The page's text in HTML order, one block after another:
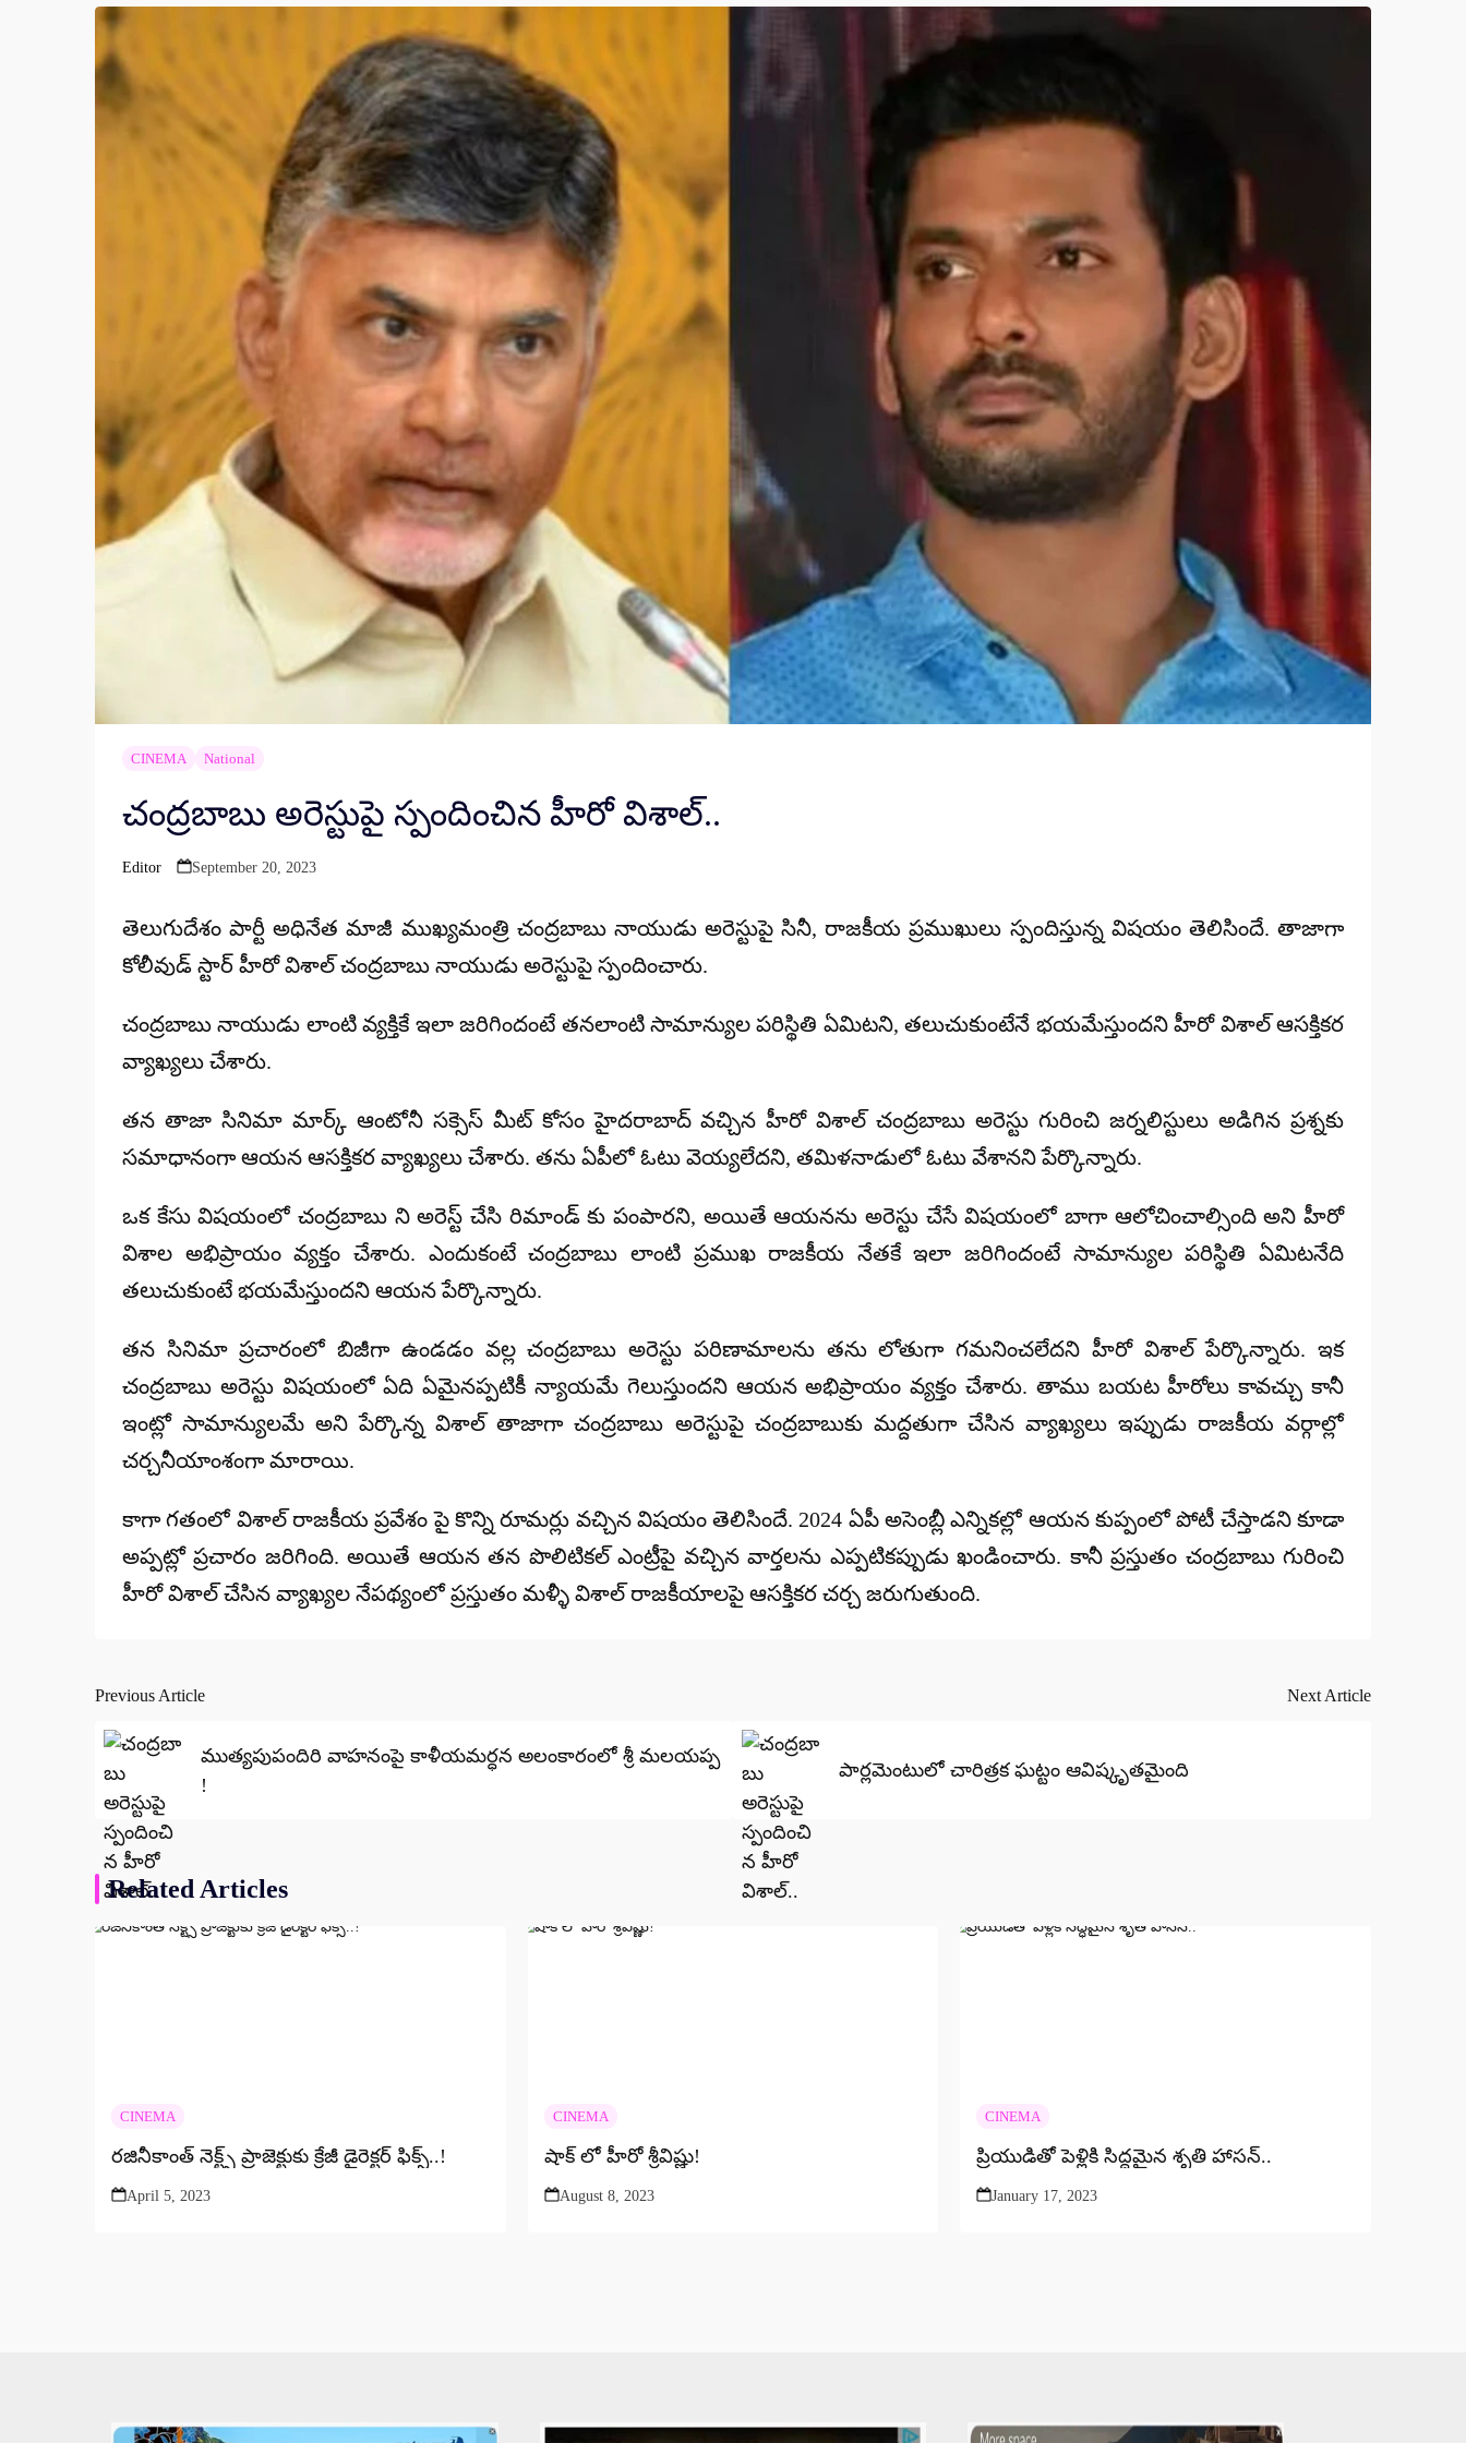
CINEMA National
చంద్రబాబు అరెస్టుపై స్పందించిన హీరో విశాల్..
Posted
Editor September 20, 2023
తెలుగుదేశం పార్టీ అధినేత మాజీ ముఖ్యమంత్రి చంద్రబాబు నాయుడు అరెస్టుపై సినీ, రాజకీయ ప్రముఖులు స్పందిస్తున్న విషయం తెలిసిందే. తాజాగా
కోలీవుడ్ స్టార్ హీరో విశాల్ చంద్రబాబు నాయుడు అరెస్టుపై స్పందించారు.
చంద్రబాబు నాయుడు లాంటి వ్యక్తికే ఇలా జరిగిందంటే తనలాంటి సామాన్యుల పరిస్థితి ఏమిటని, తలుచుకుంటేనే భయమేస్తుందని హీరో విశాల్ ఆసక్తికర
వ్యాఖ్యలు చేశారు.
తన తాజా సినిమా మార్క్ ఆంటోనీ సక్సెస్ మీట్ కోసం హైదరాబాద్ వచ్చిన హీరో విశాల్ చంద్రబాబు అరెస్టు గురించి జర్నలిస్టులు అడిగిన ప్రశ్నకు
సమాధానంగా ఆయన ఆసక్తికర వ్యాఖ్యలు చేశారు. తను ఏపీలో ఓటు వెయ్యలేదని, తమిళనాడులో ఓటు వేశానని పేర్కొన్నారు.
ఒక కేసు విషయంలో చంద్రబాబు ని అరెస్ట్ చేసి రిమాండ్ కు పంపారని, అయితే ఆయనను అరెస్టు చేసే విషయంలో బాగా ఆలోచించాల్సింది అని హీరో
విశాల అభిప్రాయం వ్యక్తం చేశారు. ఎందుకంటే చంద్రబాబు లాంటి ప్రముఖ రాజకీయ నేతకే ఇలా జరిగిందంటే సామాన్యుల పరిస్థితి ఏమిటనేది
తలుచుకుంటే భయమేస్తుందని ఆయన పేర్కొన్నారు.
తన సినిమా ప్రచారంలో బిజీగా ఉండడం వల్ల చంద్రబాబు అరెస్టు పరిణామాలను తను లోతుగా గమనించలేదని హీరో విశాల్ పేర్కొన్నారు. ఇక
చంద్రబాబు అరెస్టు విషయంలో ఏది ఏమైనప్పటికీ న్యాయమే గెలుస్తుందని ఆయన అభిప్రాయం వ్యక్తం చేశారు. తాము బయట హీరోలు కావచ్చు కానీ
ఇంట్లో సామాన్యులమే అని పేర్కొన్న విశాల్ తాజాగా చంద్రబాబు అరెస్టుపై చంద్రబాబుకు మద్దతుగా చేసిన వ్యాఖ్యలు ఇప్పుడు రాజకీయ వర్గాల్లో
చర్చనీయాంశంగా మారాయి.
కాగా గతంలో విశాల్ రాజకీయ ప్రవేశం పై కొన్ని రూమర్లు వచ్చిన విషయం తెలిసిందే. 2024 ఏపీ అసెంబ్లీ ఎన్నికల్లో ఆయన కుప్పంలో పోటీ చేస్తాడని కూడా
అప్పట్లో ప్రచారం జరిగింది. అయితే ఆయన తన పొలిటికల్ ఎంట్రీపై వచ్చిన వార్తలను ఎప్పటికప్పుడు ఖండించారు. కానీ ప్రస్తుతం చంద్రబాబు గురించి
హీరో విశాల్ చేసిన వ్యాఖ్యల నేపథ్యంలో ప్రస్తుతం మళ్ళీ విశాల్ రాజకీయాలపై ఆసక్తికర చర్చ జరుగుతుంది.
Post
navigation
Previous Article
ముత్యపుపందిరి వాహనంపై కాళీయమర్ధన అలంకారంలో శ్రీ మలయప్ప
!
Next Article
పార్లమెంటులో చారిత్రక ఘట్టం ఆవిష్కృతమైంది
Related Articles
CINEMA
రజినీకాంత్ నెక్ట్స్ ప్రాజెక్టుకు క్రేజీ డైరెక్టర్ ఫిక్స్..!
April 5, 2023
CINEMA
షాక్ లో హీరో శ్రీవిష్ణు!
August 8, 2023
CINEMA
ప్రియుడితో పెళ్లికి సిద్ధమైన శృతి హాసన్‌..
January 17, 2023